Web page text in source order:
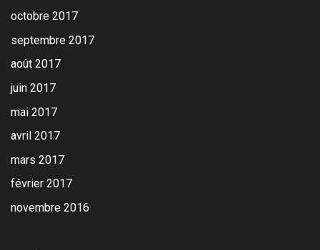
octobre 2017
septembre 2017
août 2017
juin 2017
mai 2017
avril 2017
mars 2017
février 2017
novembre 2016